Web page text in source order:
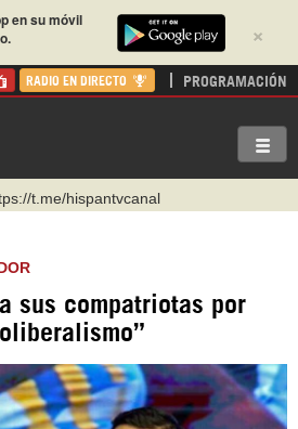
×
en su móvil
RADIO EN DIRECTO PROGRAMACIÓN
t.me/hispantvcanal
y Viber: +98 921 79 29 404
como: hispan_tv
www.facebook.com/Nexolatino.Canal
twitter.com/nexo_latino
sus compatriotas por